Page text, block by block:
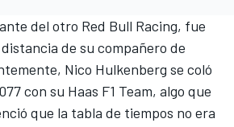
del otro Red Bull Racing, fue
de su compañero de
Nico Hulkenberg se coló
con su Haas F1 Team, algo que
que la tabla de tiempos no era